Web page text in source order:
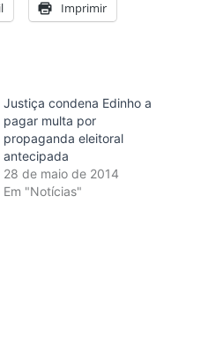
Imprimir
Justiça condena Edinho a
pagar multa por
propaganda eleitoral
antecipada
28 de maio de 2014
Em "Notícias"